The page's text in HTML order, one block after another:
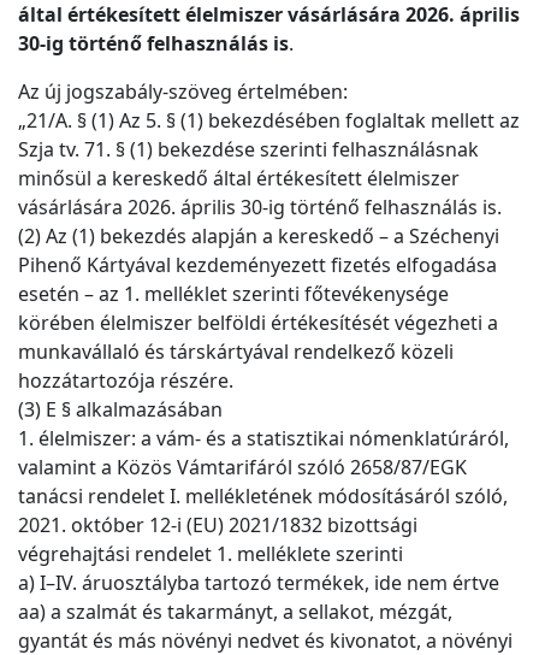
által értékesített élelmiszer vásárlására 2026. április
30-ig történő felhasználás is.
Az új jogszabály-szöveg értelmében:
„21/A. § (1) Az 5. § (1) bekezdésében foglaltak mellett az
Szja tv. 71. § (1) bekezdése szerinti felhasználásnak
minősül a kereskedő által értékesített élelmiszer
vásárlására 2026. április 30-ig történő felhasználás is.
(2) Az (1) bekezdés alapján a kereskedő – a Széchenyi
Pihenő Kártyával kezdeményezett fizetés elfogadása
esetén – az 1. melléklet szerinti főtevékenysége
körében élelmiszer belföldi értékesítését végezheti a
munkavállaló és társkártyával rendelkező közeli
hozzátartozója részére.
(3) E § alkalmazásában
1. élelmiszer: a vám- és a statisztikai nómenklatúráról,
valamint a Közös Vámtarifáról szóló 2658/87/EGK
tanácsi rendelet I. mellékletének módosításáról szóló,
2021. október 12-i (EU) 2021/1832 bizottsági
végrehajtási rendelet 1. melléklete szerinti
a) I–IV. áruosztályba tartozó termékek, ide nem értve
aa) a szalmát és takarmányt, a sellakot, mézgát,
gyantát és más növényi nedvet és kivonatot, a növényi